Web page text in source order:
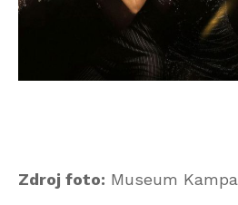
Zdroj foto: Museum Kampa